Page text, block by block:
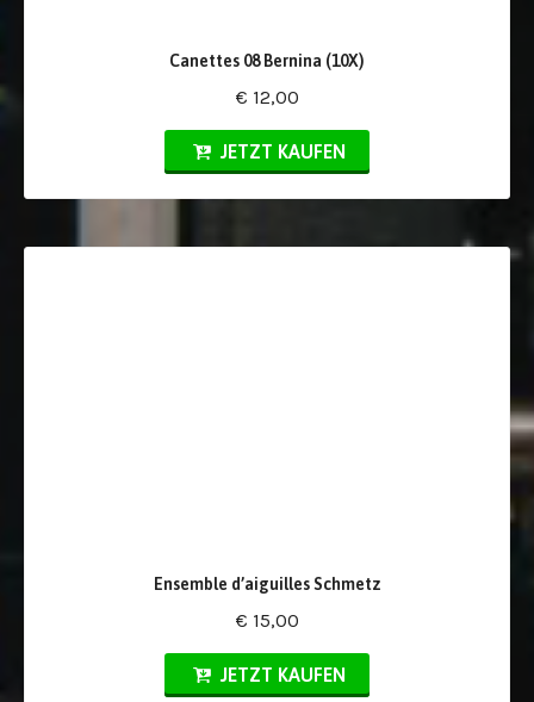
Canettes 08 Bernina (10X)
€ 12,00
JETZT KAUFEN
Ensemble d’aiguilles Schmetz
€ 15,00
JETZT KAUFEN